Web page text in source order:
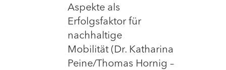
Aspekte als
Erfolgsfaktor für
nachhaltige
Mobilität (Dr. Katharina
Peine/Thomas Hornig –